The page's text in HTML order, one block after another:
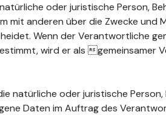
oder juristische Person,
mit anderen über die Zwecke und
Wenn der Verantwortliche
wird er als gemeinsamer
natürliche oder juristische Person,
Daten im Auftrag des